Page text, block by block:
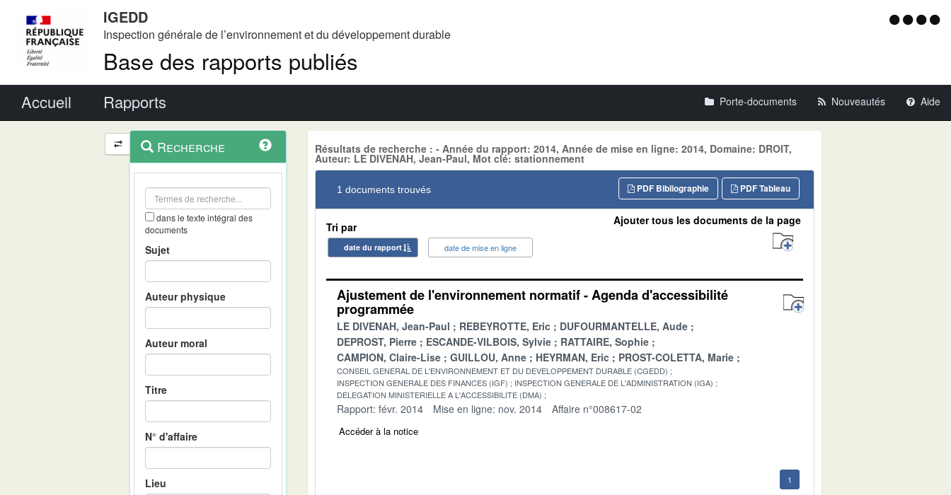
IGEDD
Inspection générale de l’environnement et du développement durable
Base des rapports publiés
Menu
Accueil Rapports Porte-documents Nouveautés Aide
Navigation
et
outils
contextuel
Recherche
dans le texte intégral des
documents
Sujet
Auteur physique
Auteur moral
Titre
N° d'affaire
Lieu
Résultats de recherche : - Année du rapport: 2014, Année de mise en ligne: 2014, Domaine: DROIT,
Auteur: LE DIVENAH, Jean-Paul, Mot clé: stationnement
1 documents trouvés PDF Tableau
PDF Bibliographie
Tri par
date du rapport date de mise en ligne
Ajouter tous les documents de la page
Ajustement de l'environnement normatif - Agenda d'accessibilité
programmée
LE DIVENAH, Jean-Paul REBEYROTTE, Eric
DUFOURMANTELLE, Aude
DEPROST, Pierre
ESCANDE-VILBOIS, Sylvie
RATTAIRE, Sophie
CAMPION, Claire-Lise
GUILLOU, Anne HEYRMAN, Eric PROST-COLETTA, Marie
CONSEIL GENERAL DE L'ENVIRONNEMENT ET DU DEVELOPPEMENT DURABLE (CGEDD)
INSPECTION GENERALE DES FINANCES (IGF)
INSPECTION GENERALE DE L'ADMINISTRATION (IGA)
DELEGATION MINISTERIELLE A L'ACCESSIBILITE (DMA)
Rapport: févr. 2014 Mise en ligne: nov. 2014 Affaire n°008617-02
Accéder à la notice
1